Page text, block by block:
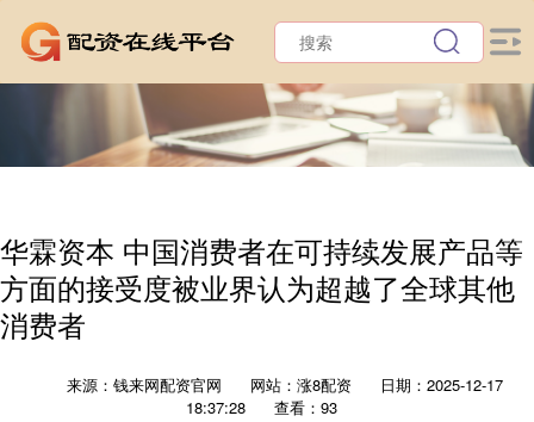
华霖资本 中国消费者在可持续发展产品等
方面的接受度被业界认为超越了全球其他
消费者
来源：钱来网配资官网 网站：涨8配资
日期：2025-12-17
18:37:28
查看：93